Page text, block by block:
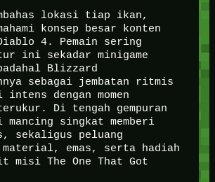
lokasi tiap ikan,
konsep besar konten
Diablo 4. Pemain sering
ini sekadar minigame
Blizzard
sebagai jembatan ritmis
dengan momen
Di tengah gempuran
mancing singkat memberi
sekaligus peluang
material, emas, serta hadiah
misi The One That Got